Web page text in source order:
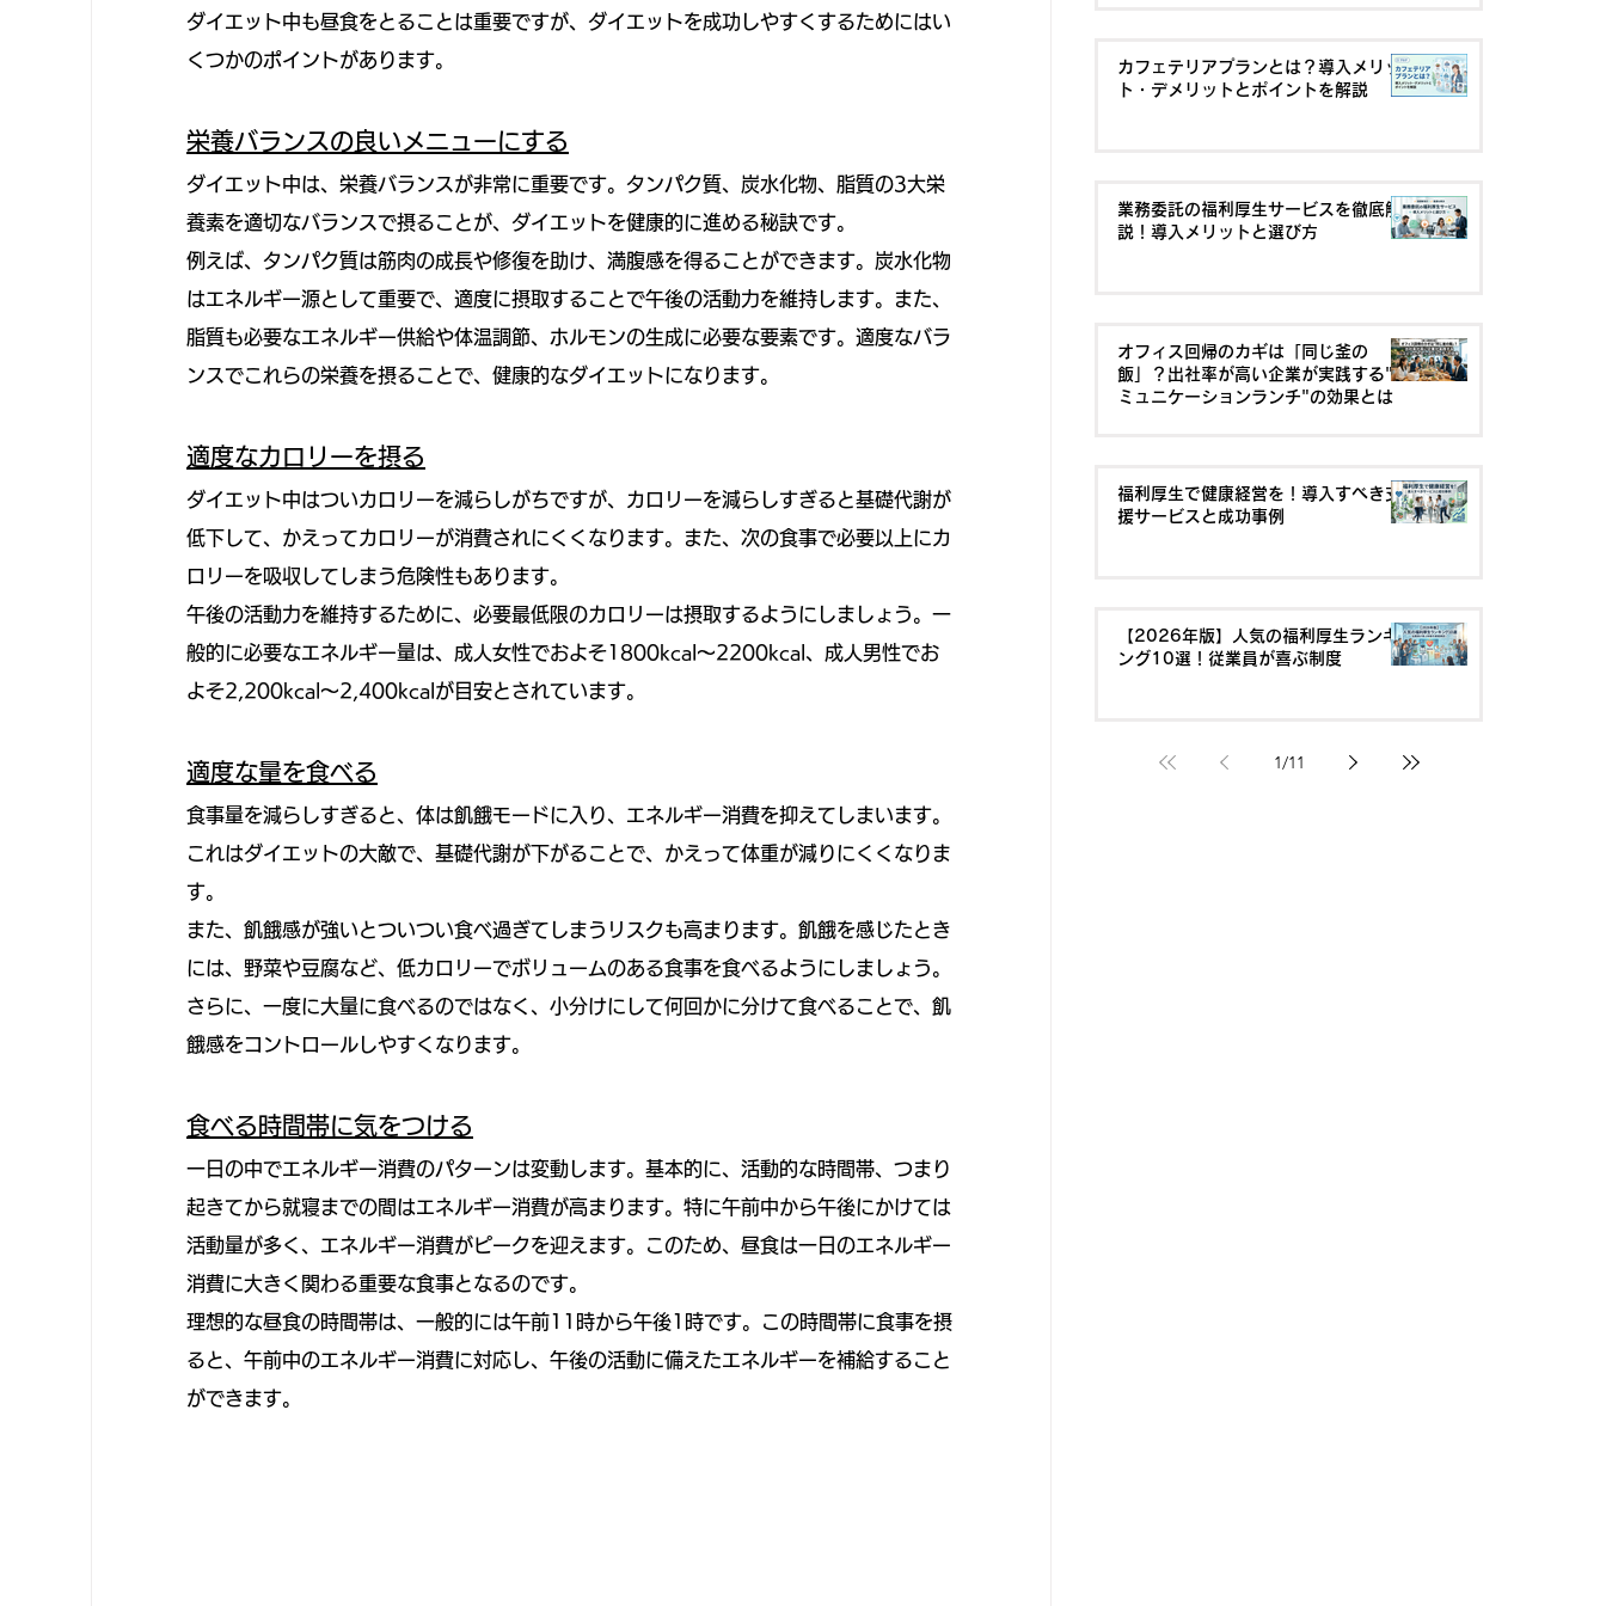
ダイエット中も昼食をとることは重要ですが、ダイエットを成功しやすくするためにはい
くつかのポイントがあります。
栄養バランスの良いメニューにする
ダイエット中は、栄養バランスが非常に重要です。タンパク質、炭水化物、脂質の3大栄
養素を適切なバランスで摂ることが、ダイエットを健康的に進める秘訣です。
例えば、タンパク質は筋肉の成長や修復を助け、満腹感を得ることができます。炭水化物
はエネルギー源として重要で、適度に摂取することで午後の活動力を維持します。また、
脂質も必要なエネルギー供給や体温調節、ホルモンの生成に必要な要素です。適度なバラ
ンスでこれらの栄養を摂ることで、健康的なダイエットになります。
適度なカロリーを摂る
ダイエット中はついカロリーを減らしがちですが、カロリーを減らしすぎると基礎代謝が
低下して、かえってカロリーが消費されにくくなります。また、次の食事で必要以上にカ
ロリーを吸収してしまう危険性もあります。
午後の活動力を維持するために、必要最低限のカロリーは摂取するようにしましょう。一
般的に必要なエネルギー量は、成人女性でおよそ1800kcal～2200kcal、成人男性でお
よそ2,200kcal～2,400kcalが目安とされています。
適度な量を食べる
食事量を減らしすぎると、体は飢餓モードに入り、エネルギー消費を抑えてしまいます。
これはダイエットの大敵で、基礎代謝が下がることで、かえって体重が減りにくくなりま
す。
また、飢餓感が強いとついつい食べ過ぎてしまうリスクも高まります。飢餓を感じたとき
には、野菜や豆腐など、低カロリーでボリュームのある食事を食べるようにしましょう。
さらに、一度に大量に食べるのではなく、小分けにして何回かに分けて食べることで、飢
餓感をコントロールしやすくなります。
食べる時間帯に気をつける
一日の中でエネルギー消費のパターンは変動します。基本的に、活動的な時間帯、つまり
起きてから就寝までの間はエネルギー消費が高まります。特に午前中から午後にかけては
活動量が多く、エネルギー消費がピークを迎えます。このため、昼食は一日のエネルギー
消費に大きく関わる重要な食事となるのです。
理想的な昼食の時間帯は、一般的には午前11時から午後1時です。この時間帯に食事を摂
ると、午前中のエネルギー消費に対応し、午後の活動に備えたエネルギーを補給すること
ができます。
カフェテリアプランとは？導入メリッ
ト・デメリットとポイントを解説
業務委託の福利厚生サービスを徹底解
説！導入メリットと選び方
オフィス回帰のカギは「同じ釜の
飯」？出社率が高い企業が実践する"コ
ミュニケーションランチ"の効果とは
福利厚生で健康経営を！導入すべき支
援サービスと成功事例
【2026年版】人気の福利厚生ランキ
ング10選！従業員が喜ぶ制度
1/11